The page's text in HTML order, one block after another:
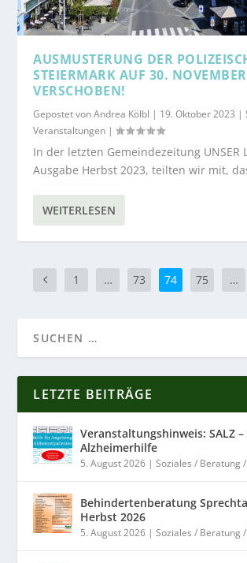
AUSMUSTERUNG DER
STEIERMARK AUF 30. NOVEMBER
VERSCHOBEN!
Gepostet vonAndrea Kölbl | 19. Oktober 2023 |
Veranstaltungen |
In der letzten Gemeindezeitung UNSER
Ausgabe Herbst 2023, teilten wir mit,
WEITERLESEN
1 … 73 74 75 …
LETZTE BEITRÄGE
Veranstaltungshinweis: SALZ
Alzheimerhilfe
5. August 2026 |Soziales / Beratung
Behindertenberatung
Herbst 2026
5. August 2026 |Soziales / Beratung